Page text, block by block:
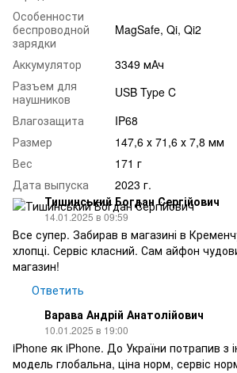
Особенности
беспроводной
зарядки
MagSafe, Qi, Qi2
Аккумулятор
3349 мАч
Разъем для
наушников
USB Type C
Влагозащита
IP68
Размер
147,6 х 71,6 х 7,8 мм
Вес
171 г
Дата выпуска
2023 г.
Тишинський Богдан Сергійович
14.01.2025 в 09:59
Все супер. Забирав в магазині в
хлопці. Сервіс класний. Сам айфон
магазин!
Ответить
Варава Андрій Анатолійович
10.01.2025 в 19:00
iPhone як iPhone. До України потрапив з
модель глобальна, ціна норм, сервіс